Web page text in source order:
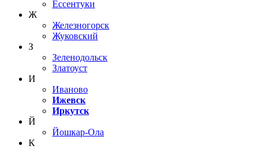
Ессентуки
Ж
Железногорск
Жуковский
З
Зеленодольск
Златоуст
И
Иваново
Ижевск
Иркутск
Й
Йошкар-Ола
К